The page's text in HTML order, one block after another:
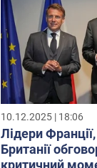
10.12.2025 | 18:06
Лідери
Британії
критичний